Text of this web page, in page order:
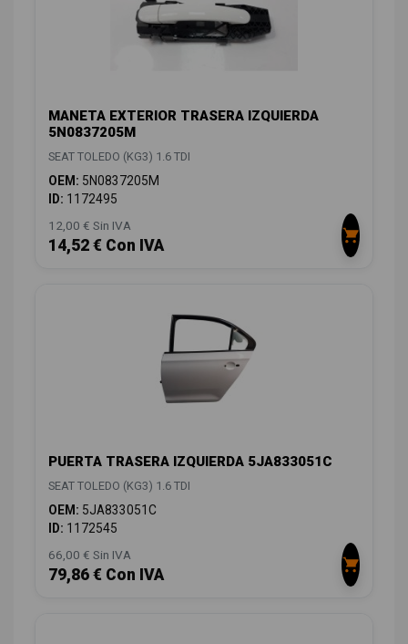
MANETA EXTERIOR TRASERA IZQUIERDA
5N0837205M
SEAT TOLEDO (KG3) 1.6 TDI
OEM: 5N0837205M
ID: 1172495
12,00 € Sin IVA
14,52 € Con IVA
PUERTA TRASERA IZQUIERDA 5JA833051C
SEAT TOLEDO (KG3) 1.6 TDI
OEM: 5JA833051C
ID: 1172545
66,00 € Sin IVA
79,86 € Con IVA